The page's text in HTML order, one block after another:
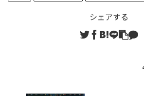
シェアする